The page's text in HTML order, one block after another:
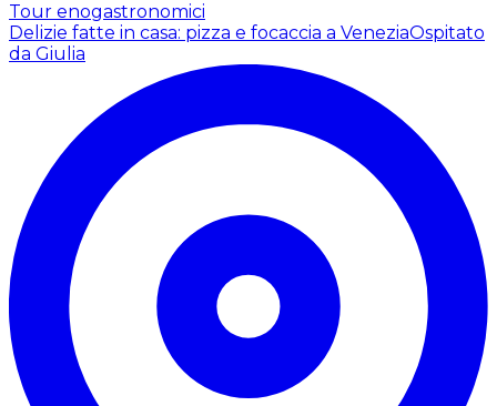
Tour enogastronomici
Delizie fatte in casa: pizza e focaccia a VeneziaOspitato
da Giulia